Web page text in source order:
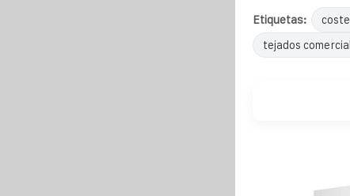
Etiquetas:
tejados